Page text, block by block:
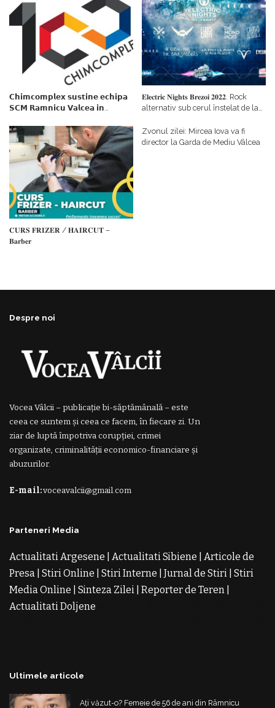
𝗖𝗵𝗶𝗺𝗰𝗼𝗺𝗽𝗹𝗲𝘅 𝘀𝘂𝘀𝘁𝗶𝗻𝗲 𝗲𝗰𝗵𝗶𝗽𝗮
𝗦𝗖𝗠 𝗥𝗮𝗺𝗻𝗶𝗰𝘂 𝗩𝗮𝗹𝗰𝗲𝗮 𝗶𝗻
𝗳𝗶𝗻𝗮𝗻𝘁𝗮𝘁𝗼𝗿
𝐄𝐥𝐞𝐜𝐭𝐫𝐢𝐜 𝐍𝐢𝐠𝐡𝐭𝐬 𝐁𝐫𝐞𝐳𝐨𝐢 𝟐𝟎𝟐𝟐. Rock
alternativ sub cerul înstelat de la
𝐂𝐔𝐑𝐒 𝐅𝐑𝐈𝐙𝐄𝐑 / 𝐇𝐀𝐈𝐑𝐂𝐔𝐓 –
𝐁𝐚𝐫𝐛𝐞𝐫
Zvonul zilei: Mircea Iova va fi
director la Garda de Mediu Vâlcea
Despre noi
Vocea Vâlcii – publicație bi-săptămânală – este
ceea ce suntem și ceea ce facem, în fiecare zi. Un
ziar de luptă împotriva corupției, crimei
organizate, criminalității economico-financiare și
abuzurilor.
E-mail:voceavalcii@gmail.com
Parteneri Media
Actualitati Argesene Actualitati Sibiene
Articole de
Presa Stiri Online Stiri Interne Jurnal de Stiri Stiri
Media Online
Sinteza Zilei Reporter de Teren
Actualitati Doljene
Ultimele articole
Ați văzut-o? Femeie de 56 de ani din Râmnicu